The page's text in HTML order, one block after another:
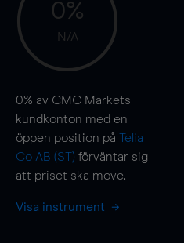
0%
N/A
0% av CMC Markets
kundkonton med en
öppen position på Telia
Co AB (ST) förväntar sig
att priset ska move.
Visa instrument